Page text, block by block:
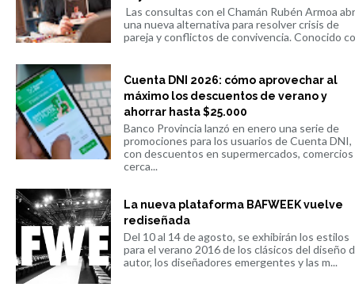
Las consultas con el Chamán Rubén Armoa
una nueva alternativa para resolver crisis de
pareja y conflictos de convivencia. Conocido
Cuenta DNI 2026: cómo aprovechar al
máximo los descuentos de verano y
ahorrar hasta $25.000
Banco Provincia lanzó en enero una serie de
promociones para los usuarios de Cuenta DNI,
con descuentos en supermercados,
cerca...
La nueva plataforma BAFWEEK vuelve
rediseñada
Del 10 al 14 de agosto, se exhibirán los estilos
para el verano 2016 de los clásicos del diseño
autor, los diseñadores emergentes y las m...